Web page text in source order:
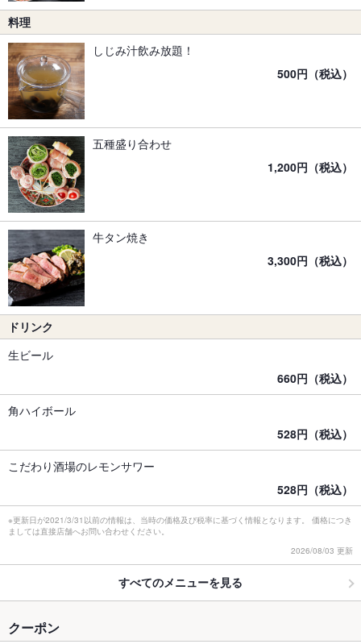
料理
しじみ汁飲み放題！
500円（税込）
五種盛り合わせ
1,200円（税込）
牛タン焼き
3,300円（税込）
ドリンク
生ビール
660円（税込）
角ハイボール
528円（税込）
こだわり酒場のレモンサワー
528円（税込）
※更新日が2021/3/31以前の情報は、当時の価格及び税率に基づく情報となります。 価格につき
ましては直接店舗へお問い合わせください。
2026/08/03 更新
すべてのメニューを見る
クーポン